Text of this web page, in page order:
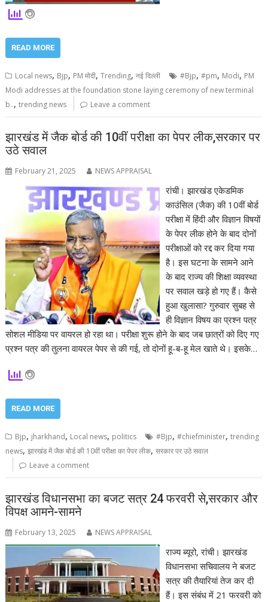
READ MORE
Local news, Bjp, PM मोदी,Trending,नई दिल्ली #Bjp,#pm, Modi, PM
Modi addresses at the foundation stone laying ceremony of new terminal
b..,trending news Leave a comment
झारखंड में जैक बोर्ड की 10वीं परीक्षा का पेपर लीक,सरकार पर
उठे सवाल
February 21, 2025 NEWS APPRAISAL
रांची। झारखंड एकेडमिक
काउंसिल (जैक) की 10वीं बोर्ड
परीक्षा में हिंदी और विज्ञान विषयों
के पेपर लीक होने के बाद दोनों
परीक्षाओं को रद्द कर दिया गया
है। इस घटना के सामने आने
के बाद राज्य की शिक्षा व्यवस्था
पर सवाल खड़े हो गए हैं। कैसे
हुआ खुलासा? गुरुवार सुबह से
ही विज्ञान विषय का प्रश्न पत्र
सोशल मीडिया पर वायरल हो रहा था। परीक्षा शुरू होने के बाद जब छात्रों को दिए गए
प्रश्न पत्र की तुलना वायरल पेपर से की गई, तो दोनों हू-ब-हू मेल खाते थे। इसके…
READ MORE
Bjp, jharkhand, Local news, politics #Bjp,#chiefminister,trending
news,झारखंड में जैक बोर्ड की 10वीं परीक्षा का पेपर लीक,सरकार पर उठे सवाल
Leave a comment
झारखंड विधानसभा का बजट सत्र 24 फरवरी से,सरकार और
विपक्ष आमने-सामने
February 13, 2025 NEWS APPRAISAL
राज्य ब्यूरो, रांची। झारखंड
विधानसभा सचिवालय ने बजट
सत्र की तैयारियां तेज कर दी
हैं। इस संबंध में 21 फरवरी को